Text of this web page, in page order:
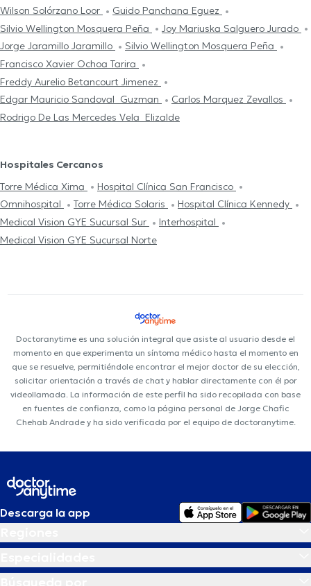
Wilson Solórzano Loor
Guido Panchana Eguez
Silvio Wellington Mosquera Peña
Joy Mariuska Salguero Jurado
Jorge Jaramillo Jaramillo
Silvio Wellington Mosquera Peña
Francisco Xavier Ochoa Tarira
Freddy Aurelio Betancourt Jimenez
Edgar Mauricio Sandoval Guzman
Carlos Marquez Zevallos
Rodrigo De Las Mercedes Vela Elizalde
Hospitales Cercanos
Torre Médica Xima
Hospital Clínica San Francisco
Omnihospital
Torre Médica Solaris
Hospital Clínica Kennedy
Medical Vision GYE Sucursal Sur
Interhospital
Medical Vision GYE Sucursal Norte
Doctoranytime es una solución integral que asiste al usuario desde el
momento en que experimenta un síntoma médico hasta el momento en
que se resuelve, permitiéndole encontrar el mejor doctor de su elección,
solicitar orientación a través de chat y hablar directamente con él por
videollamada. La información de este perfil ha sido recopilada con base
en fuentes de confianza, como la página personal de Jorge Chafic
Chehab Andrade y ha sido verificada por el equipo de doctoranytime.
Descarga la app